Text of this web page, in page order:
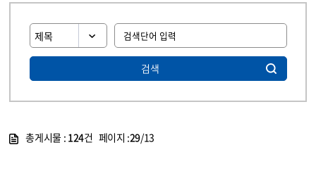
검색
총게시물 : 124건 페이지 :29/13